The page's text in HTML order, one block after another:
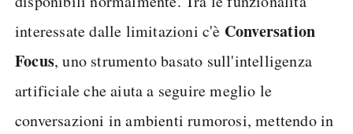
interessate dalle limitazioni c'è Conversation
Focus, uno strumento basato sull'intelligenza
artificiale che aiuta a seguire meglio le
conversazioni in ambienti rumorosi, mettendo in